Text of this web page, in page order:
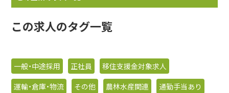
この求人のタグ一覧
一般・中途採用 正社員
移住支援金対象求人
運輸・倉庫・物流
その他 農林水産関連
通勤手当あり